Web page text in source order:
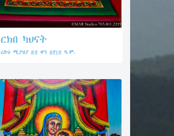
ርክበ ካህናት
ረቡዕ ሚያዝያ ፳፰ ቀን ፳፻፲፰ ዓ.ም.